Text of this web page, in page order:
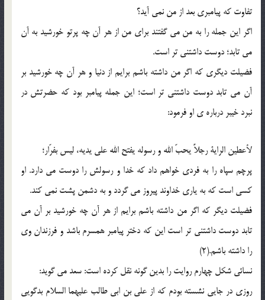
تفاوت که پیامبرى بعد از من نمى آید؟
اگر این جمله را به من مى گفتند براى من از هر آن چه پرتو خورشید به آن
مى تابد؛ دوست داشتنى تر است.
فضیلت دیگرى که اگر من داشته باشم برایم از دنیا و هر آن چه خورشید بر
آن مى تابد دوست داشتنى تر است؛ این جمله پیامبر بود که حضرتش در
نبرد خیبر درباره ی او فرمود:
لأعطین الرایة رجلاً یحبّ الله و رسوله یفتح الله على یدیه، لیس بفرّار؛
پرچم سپاه را به فردى خواهم داد که خدا و رسولش را دوست مى دارد. او
کسى است که به یارى خداوند پیروز مى گردد و به دشمن پشت نمى کند.
فضیلت دیگر که اگر من داشته باشم برایم از هر آن چه خورشید بر آن مى
تابد دوست داشتنى تر است این که دختر پیامبر همسرم باشد و فرزندان وى
را داشته باشم.(2)
نسائى شکل چهارم روایت را بدین گونه نقل کرده است: سعد مى گوید:
روزى در جایى نشسته بودم که از على بن ابى طالب علیهما السلام بدگویى